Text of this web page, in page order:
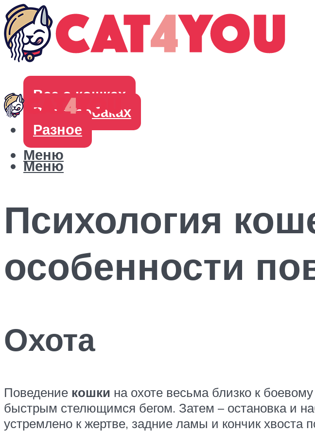
Все о кошках
Все о собаках
Разное
Меню
Меню
Психология
особенности
Охота
Поведение кошки на охоте весьма близко к
быстрым стелющимся бегом. Затем – остановка и
устремлено к жертве, задние ламы и кончик хвоста